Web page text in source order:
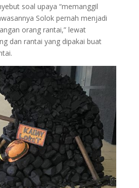
soal upaya “memanggil
Solok pernah menjadi
orang rantai,” lewat
dan rantai yang dipakai buat